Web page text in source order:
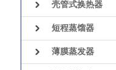
壳管式换热器
短程蒸馏器
薄膜蒸发器